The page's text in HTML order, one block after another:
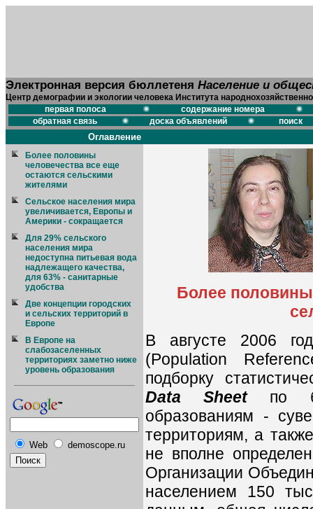
Электронная версия бюллетеня Население и
Центр демографии и экологии человека Института
первая полоса
содержание номера
обратная связь
доска объявлений поиск
Оглавление
Более половины
человечества все еще
остаются сельскими
жителями
Сельское населения мира
увеличивается, Европы и
Америки - сокращается
Для 29% сельского
населения мира
недоступна питьевая вода
надлежащего качества,
для 63% - санитарные
удобства
Две концепции городских
и сельских территорий в
Европе
В Европе на
слабозаселенных
территориях заметно ниже
уровень образования
Web demoscope.ru
Более половины
В августе 2006
(Population
подборку
Data Sheetпо
образованиям -
территориям, а
не вполне
Организации
населением 150